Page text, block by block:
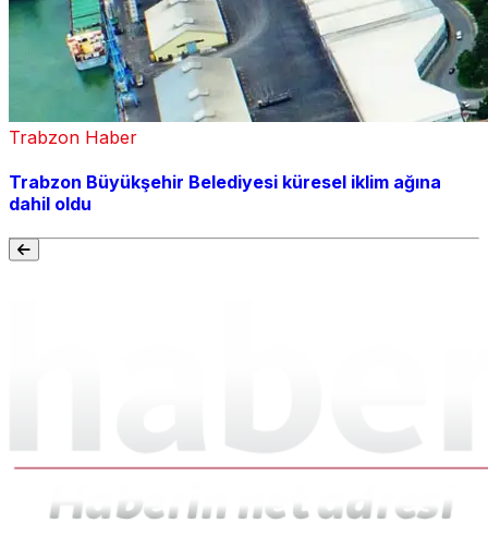
Trabzon Haber
Trabzon Büyükşehir Belediyesi küresel iklim ağına
dahil oldu